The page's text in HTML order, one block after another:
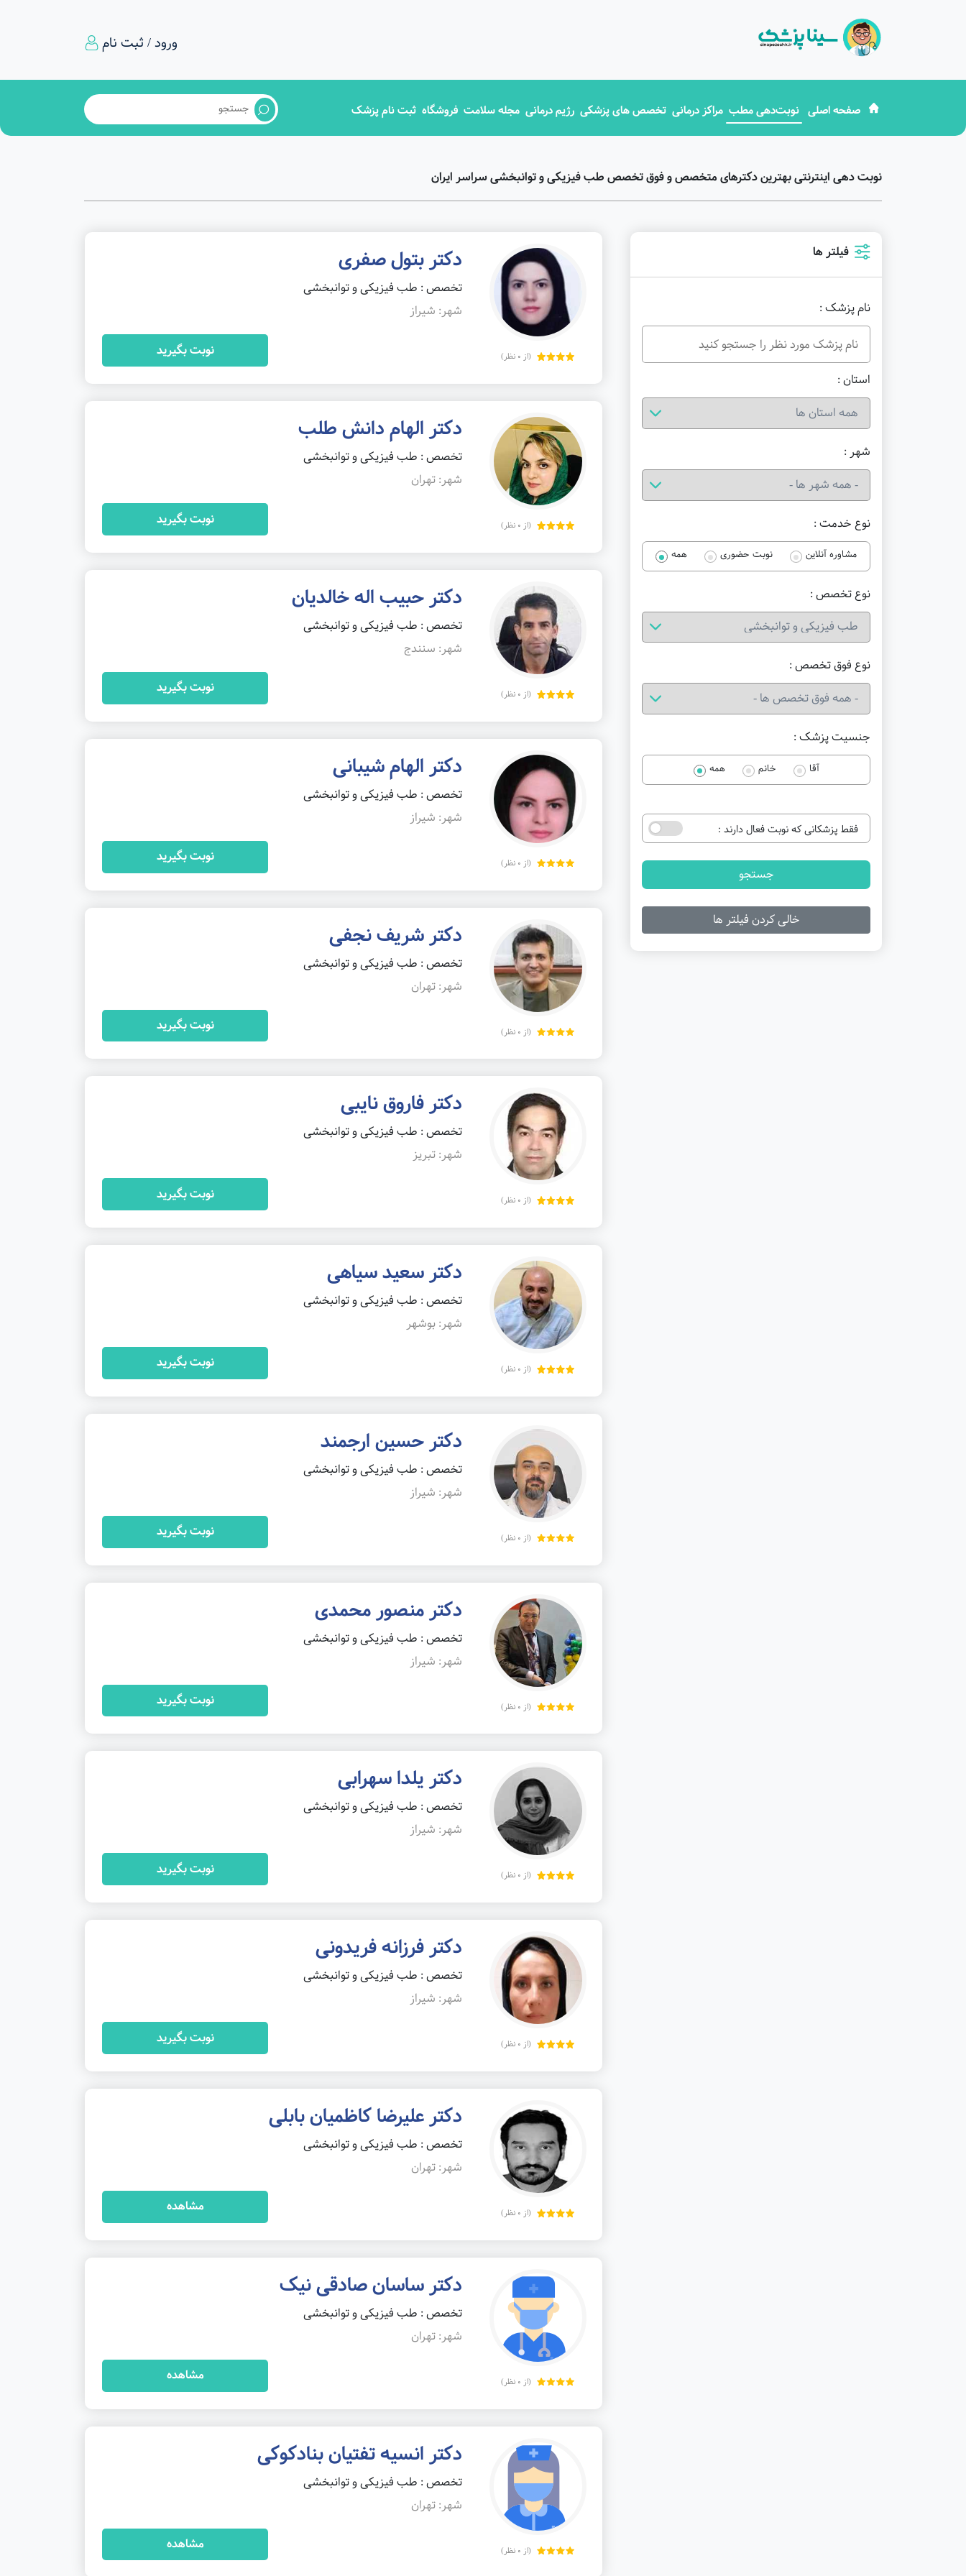
ورود / ثبت نام
صفحه اصلی نوبت‌دهی مطب مراکز درمانی تخصص های پزشکی رژیم درمانی مجله سلامت فروشگاه ثبت نام پزشک
نوبت دهی اینترنتی بهترین دکترهای متخصص و فوق تخصص طب فیزیکی و توانبخشی سراسر ایران
فیلتر ها
نام پزشک :
استان :
شهر :
نوع خدمت :
مشاوره آنلاین نوبت حضوری همه
نوع تخصص :
نوع فوق تخصص :
جنسیت پزشک :
آقا خانم همه
فقط پزشکانی که نوبت فعال دارند :
جستجو
خالی کردن فیلتر ها
(از 0 نظر)
دکتر بتول صفری
تخصص : طب فیزیکی و توانبخشی
شهر: شیراز
نوبت بگیرید
(از 0 نظر)
دکتر الهام دانش طلب
تخصص : طب فیزیکی و توانبخشی
شهر: تهران
نوبت بگیرید
(از 0 نظر)
دکتر حبیب اله خالدیان
تخصص : طب فیزیکی و توانبخشی
شهر: سنندج
نوبت بگیرید
(از 0 نظر)
دکتر الهام شیبانی
تخصص : طب فیزیکی و توانبخشی
شهر: شیراز
نوبت بگیرید
(از 0 نظر)
دکتر شریف نجفی
تخصص : طب فیزیکی و توانبخشی
شهر: تهران
نوبت بگیرید
(از 0 نظر)
دکتر فاروق نایبی
تخصص : طب فیزیکی و توانبخشی
شهر: تبریز
نوبت بگیرید
(از 0 نظر)
دکتر سعید سیاهی
تخصص : طب فیزیکی و توانبخشی
شهر: بوشهر
نوبت بگیرید
(از 0 نظر)
دکتر حسین ارجمند
تخصص : طب فیزیکی و توانبخشی
شهر: شیراز
نوبت بگیرید
(از 0 نظر)
دکتر منصور محمدی
تخصص : طب فیزیکی و توانبخشی
شهر: شیراز
نوبت بگیرید
(از 0 نظر)
دکتر یلدا سهرابی
تخصص : طب فیزیکی و توانبخشی
شهر: شیراز
نوبت بگیرید
(از 0 نظر)
دکتر فرزانه فریدونی
تخصص : طب فیزیکی و توانبخشی
شهر: شیراز
نوبت بگیرید
(از 0 نظر)
دکتر علیرضا کاظمیان بابلی
تخصص : طب فیزیکی و توانبخشی
شهر: تهران
مشاهده
(از 0 نظر)
دکتر ساسان صادقی نیک
تخصص : طب فیزیکی و توانبخشی
شهر: تهران
مشاهده
(از 0 نظر)
دکتر انسیه تفتیان بنادکوکی
تخصص : طب فیزیکی و توانبخشی
شهر: تهران
مشاهده